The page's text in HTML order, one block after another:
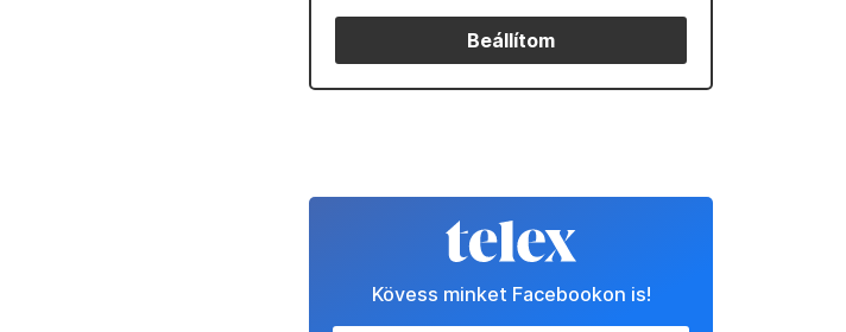
Beállítom
Kövess minket Facebookon is!